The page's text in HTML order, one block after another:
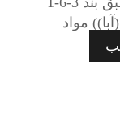
مواد